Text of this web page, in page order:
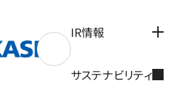
IR情報
サステナビリティ